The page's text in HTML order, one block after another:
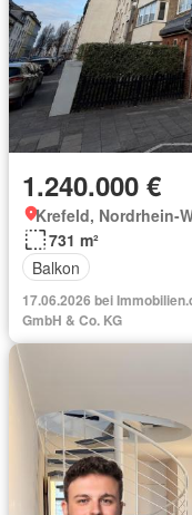
1.240.000 €
Krefeld, Nordrhein-
731 m²
Balkon
17.06.2026 bei
GmbH & Co. KG